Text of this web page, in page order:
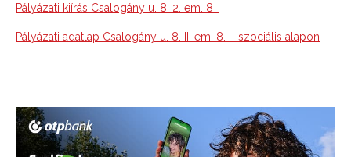
Pályázati kiírás Csalogány u. 8. 2. em. 8_
Pályázati adatlap Csalogány u. 8. II. em. 8. – szociális alapon